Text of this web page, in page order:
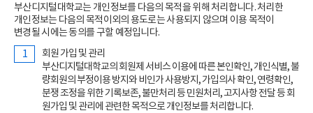
부산디지털대학교는 개인정보를 다음의 목적을 위해 처리합니다. 처리한
개인정보는 다음의 목적이외의 용도로는 사용되지 않으며 이용 목적이
변경될 시에는 동의를 구할 예정입니다.
회원 가입 및 관리
부산디지털대학교의 회원제 서비스 이용에 따른 본인확인, 개인식별, 불
량회원의 부정이용 방지와 비인가 사용방지, 가입의사 확인, 연령확인,
분쟁 조정을 위한 기록보존, 불만처리 등 민원처리, 고지사항 전달 등 회
원가입 및 관리에 관련한 목적으로 개인정보를 처리합니다.